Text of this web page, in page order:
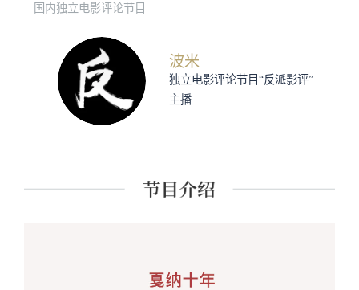
国内独立电影评论节目
波米
独立电影评论节目“反派影评”
主播